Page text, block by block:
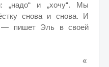
„надо“ и „хочу“. Мы
снова и снова. И
— пишет Эль в своей
«